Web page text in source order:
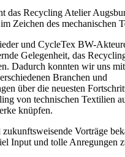
das Recycling Atelier
Zeichen des mechanischen
und CycleTex BW-
Gelegenheit, das
Dadurch konnten wir uns
Branchen und
über die neuesten
von technischen Textilien
knüpfen.
Vorträge
Input und tolle Anregungen